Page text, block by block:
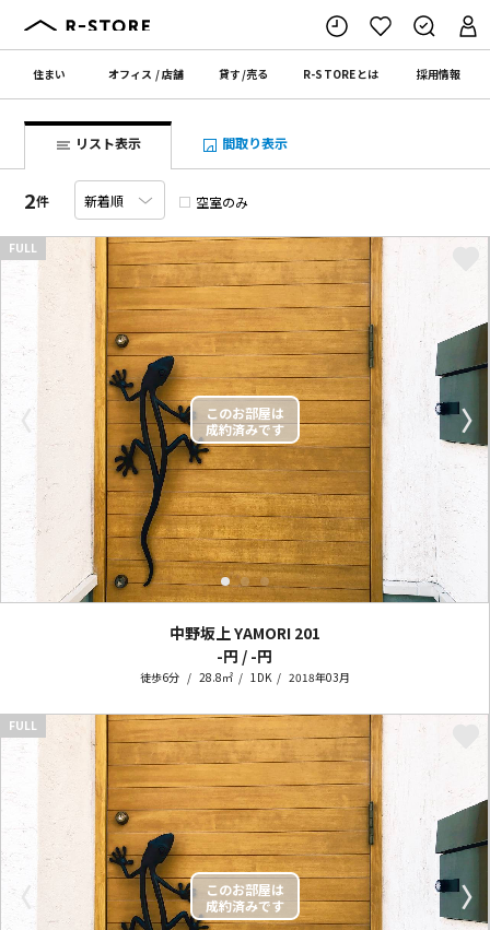
住まい オフィス /店舗 貸す/売る R-STOREとは 採用情報
リスト表示 間取り表示
2件 空室のみ
〈 〉
FULL
中野坂上 YAMORI 201
-円 / -円
徒歩6分 28.8㎡ 1DK 2018年03月
〈 〉
FULL